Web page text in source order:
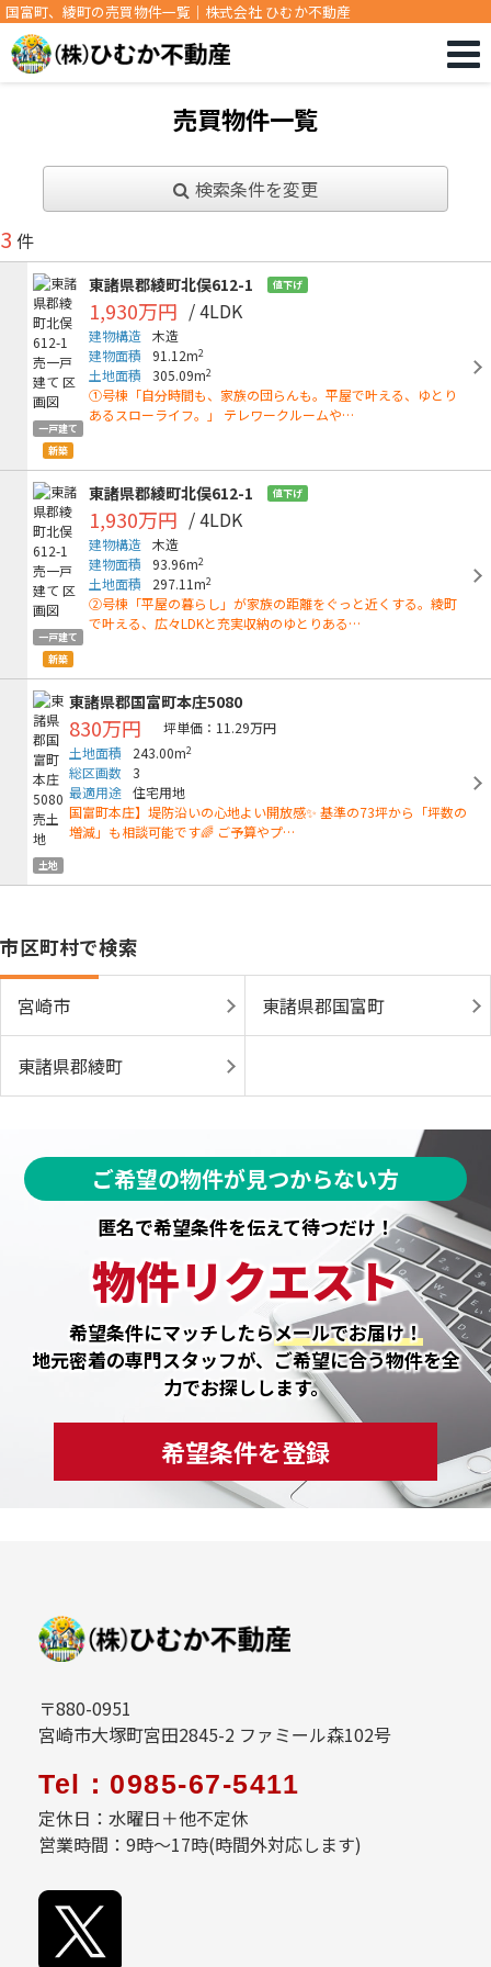
国富町、綾町の売買物件一覧｜株式会社 ひむか不動産
売買物件一覧
検索条件を変更
3 件
一戸建て
新築
東諸県郡綾町北俣612-1 値下げ
1,930万円 / 4LDK
建物構造 木造
建物面積
91.12m2
土地面積 305.09m2
①号棟「自分時間も、家族の団らんも。平屋で叶える、ゆとり
あるスローライフ。」 テレワークルームや…
一戸建て
新築
東諸県郡綾町北俣612-1 値下げ
1,930万円 / 4LDK
建物構造 木造
建物面積
93.96m2
土地面積 297.11m2
②号棟「平屋の暮らし」が家族の距離をぐっと近くする。綾町
で叶える、広々LDKと充実収納のゆとりある…
土地
東諸県郡国富町本庄5080
830万円
坪単価：11.29万円
土地面積
243.00m2
総区画数 3
最適用途 住宅用地
国富町本庄】堤防沿いの心地よい開放感✨ 基準の73坪から「坪数の
増減」も相談可能です🌈 ご予算やプ…
市区町村で検索
宮崎市 東諸県郡国富町
東諸県郡綾町
ご希望の物件が見つからない方
匿名で希望条件を伝えて待つだけ！
物件リクエスト
希望条件にマッチしたらメールでお届け！
地元密着の専門スタッフが、ご希望に合う物件を全
力でお探しします。
希望条件を登録
〒880-0951
宮崎市大塚町宮田2845-2 ファミール森102号
Tel：0985-67-5411
定休日：水曜日＋他不定休
営業時間：9時～17時(時間外対応します)